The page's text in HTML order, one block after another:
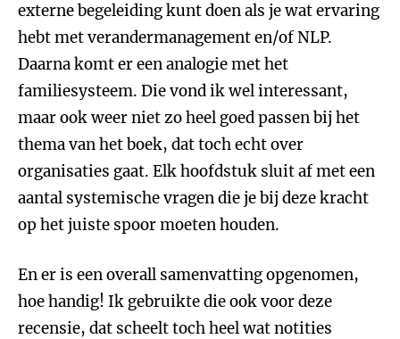
externe begeleiding kunt doen als je wat ervaring
hebt met verandermanagement en/of NLP.
Daarna komt er een analogie met het
familiesysteem. Die vond ik wel interessant,
maar ook weer niet zo heel goed passen bij het
thema van het boek, dat toch echt over
organisaties gaat. Elk hoofdstuk sluit af met een
aantal systemische vragen die je bij deze kracht
op het juiste spoor moeten houden.
En er is een overall samenvatting opgenomen,
hoe handig! Ik gebruikte die ook voor deze
recensie, dat scheelt toch heel wat notities